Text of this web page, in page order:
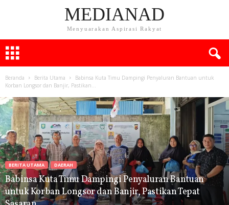
MEDIANAD
Menyuarakan Aspirasi Rakyat
Beranda Berita Utama
Babinsa Kuta Timu Dampingi Penyaluran Bantuan untuk
Korban Longsor dan Banjir, Pastikan...
BERITA UTAMA DAERAH
Babinsa Kuta Timu Dampingi Penyaluran Bantuan
untuk Korban Longsor dan Banjir, Pastikan Tepat